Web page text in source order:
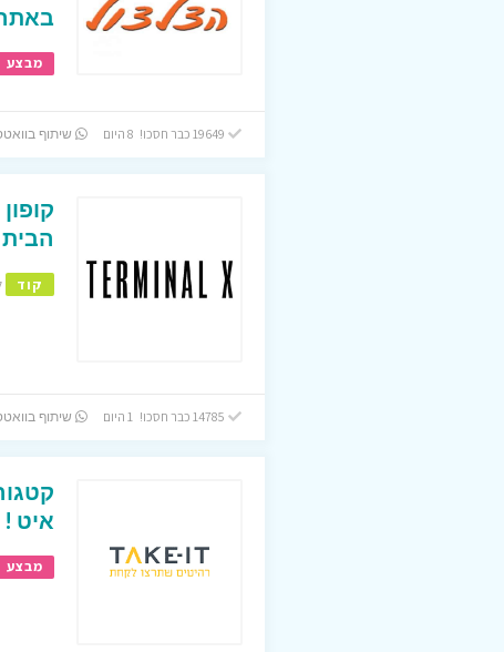
מבצע
שיתוף
קוד
שיתוף
איט !
מבצע